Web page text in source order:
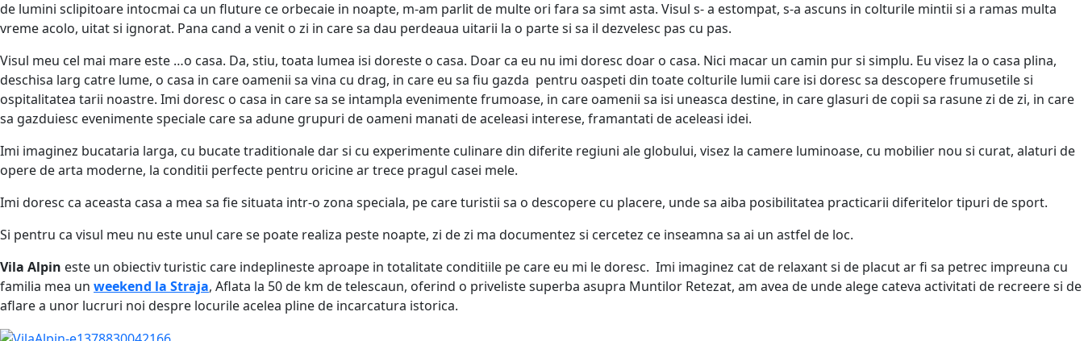
de lumini sclipitoare intocmai ca un fluture ce orbecaie in noapte, m-am parlit de multe ori fara sa simt asta. Visul s- a estompat, s-a ascuns in colturile mintii si a ramas multa
vreme acolo, uitat si ignorat. Pana cand a venit o zi in care sa dau perdeaua uitarii la o parte si sa il dezvelesc pas cu pas.
Visul meu cel mai mare este …o casa. Da, stiu, toata lumea isi doreste o casa. Doar ca eu nu imi doresc doar o casa. Nici macar un camin pur si simplu. Eu visez la o casa plina,
deschisa larg catre lume, o casa in care oamenii sa vina cu drag, in care eu sa fiu gazda pentru oaspeti din toate colturile lumii care isi doresc sa descopere frumusetile si
ospitalitatea tarii noastre. Imi doresc o casa in care sa se intampla evenimente frumoase, in care oamenii sa isi uneasca destine, in care glasuri de copii sa rasune zi de zi, in care
sa gazduiesc evenimente speciale care sa adune grupuri de oameni manati de aceleasi interese, framantati de aceleasi idei.
Imi imaginez bucataria larga, cu bucate traditionale dar si cu experimente culinare din diferite regiuni ale globului, visez la camere luminoase, cu mobilier nou si curat, alaturi de
opere de arta moderne, la conditii perfecte pentru oricine ar trece pragul casei mele.
Imi doresc ca aceasta casa a mea sa fie situata intr-o zona speciala, pe care turistii sa o descopere cu placere, unde sa aiba posibilitatea practicarii diferitelor tipuri de sport.
Si pentru ca visul meu nu este unul care se poate realiza peste noapte, zi de zi ma documentez si cercetez ce inseamna sa ai un astfel de loc.
Vila Alpin este un obiectiv turistic care indeplineste aproape in totalitate conditiile pe care eu mi le doresc. Imi imaginez cat de relaxant si de placut ar fi sa petrec impreuna cu
familia mea un weekend la Straja, Aflata la 50 de km de telescaun, oferind o priveliste superba asupra Muntilor Retezat, am avea de unde alege cateva activitati de recreere si de
aflare a unor lucruri noi despre locurile acelea pline de incarcatura istorica.